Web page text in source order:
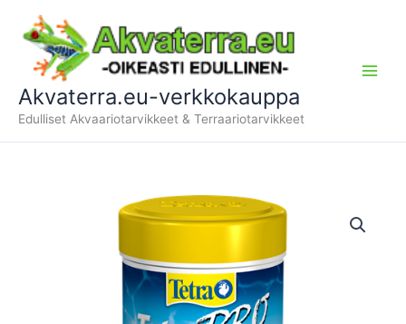
sisältöön
Akvaterra.eu-verkkokauppa
Edulliset Akvaariotarvikkeet & Terraariotarvikkeet